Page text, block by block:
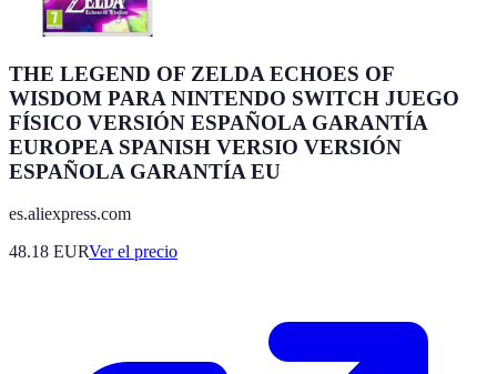
THE LEGEND OF ZELDA ECHOES OF
WISDOM PARA NINTENDO SWITCH JUEGO
FÍSICO VERSIÓN ESPAÑOLA GARANTÍA
EUROPEA SPANISH VERSIO VERSIÓN
ESPAÑOLA GARANTÍA EU
es.aliexpress.com
48.18 EURVer el precio